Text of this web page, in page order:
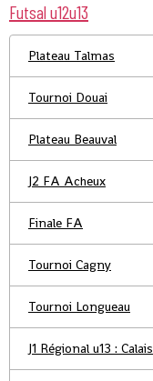
Futsal u12u13
Plateau Talmas
Tournoi Douai
Plateau Beauval
J2 FA Acheux
Finale FA
Tournoi Cagny
Tournoi Longueau
J1 Régional u13 : Calais